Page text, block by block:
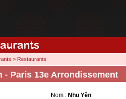
> Restaurants
- Paris 13e Arrondissement
Nom : Nhu Yên